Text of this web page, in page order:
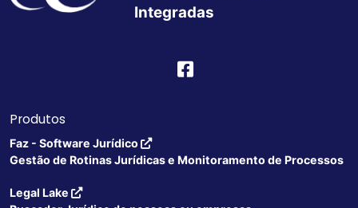
Integradas
Produtos
Faz - Software Jurídico
Gestão de Rotinas Jurídicas e Monitoramento de Processos
Legal Lake